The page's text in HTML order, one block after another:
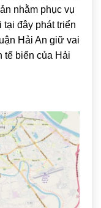
nhằm phục vụ
tại đây phát triển
Hải An giữ vai
tế biển của Hải